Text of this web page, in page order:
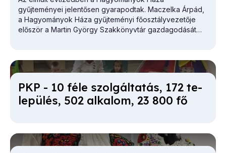
gyűjteményei jelentősen gyarapodtak. Maczelka Árpád,
a Hagyományok Háza gyűjteményi főosztályvezetője
először a Martin György Szakkönyvtár gazdagodását
PKP - 10 fé­le szol­gál­ta­tás, 172 te­
le­pü­lés, 502 al­ka­lom, 23 800 fő